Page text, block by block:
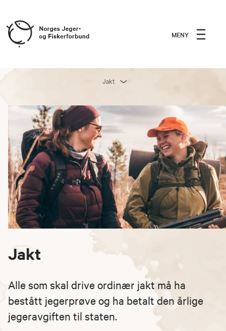
MENY
Jakt
Jakt
Alle som skal drive ordinær jakt må ha
bestått jegerprøve og ha betalt den årlige
jegeravgiften til staten.